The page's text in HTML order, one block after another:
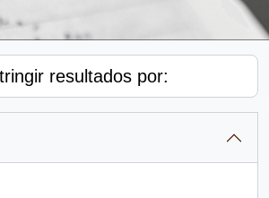
resultados por: